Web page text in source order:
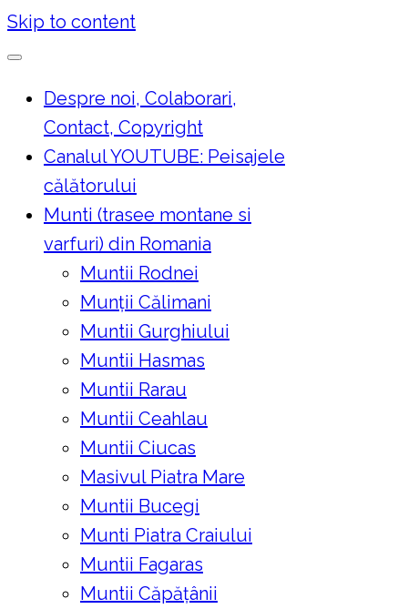
Skip to content
Despre noi, Colaborari,
Contact, Copyright
Canalul YOUTUBE: Peisajele
călătorului
Munti (trasee montane si
varfuri) din Romania
Muntii Rodnei
Munţii Călimani
Muntii Gurghiului
Muntii Hasmas
Muntii Rarau
Muntii Ceahlau
Muntii Ciucas
Masivul Piatra Mare
Muntii Bucegi
Munti Piatra Craiului
Muntii Fagaras
Muntii Căpățânii